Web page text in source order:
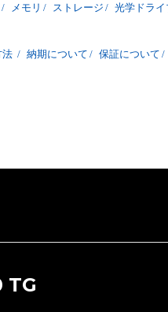
/ メモリ / ストレージ / 光学ドライ
法 / 納期について / 保証について /